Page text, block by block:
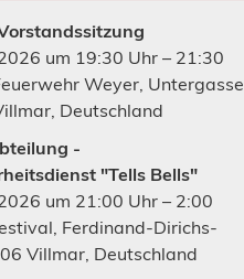
um 19:30 Uhr – 21:30
Weyer, Untergasse
Deutschland
-
"Tells Bells"
um 21:00 Uhr – 2:00
Ferdinand-Dirichs-
Villmar, Deutschland